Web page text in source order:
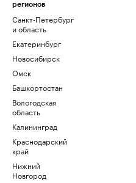
регионов
Санкт-Петербург
и область
Екатеринбург
Новосибирск
Омск
Башкортостан
Вологодская
область
Калининград
Краснодарский
край
Нижний
Новгород